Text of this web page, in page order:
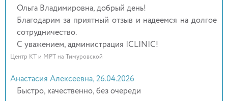
Ольга Владимировна, добрый день!
Благодарим за приятный отзыв и надеемся на долгое
сотрудничество.
С уважением, администрация ICLINIC!
Центр КТ и МРТ на Тимуровской
Анастасия Алексеевна, 26.04.2026
Быстро, качественно, без очереди